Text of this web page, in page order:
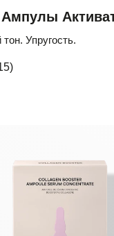
Упругость.